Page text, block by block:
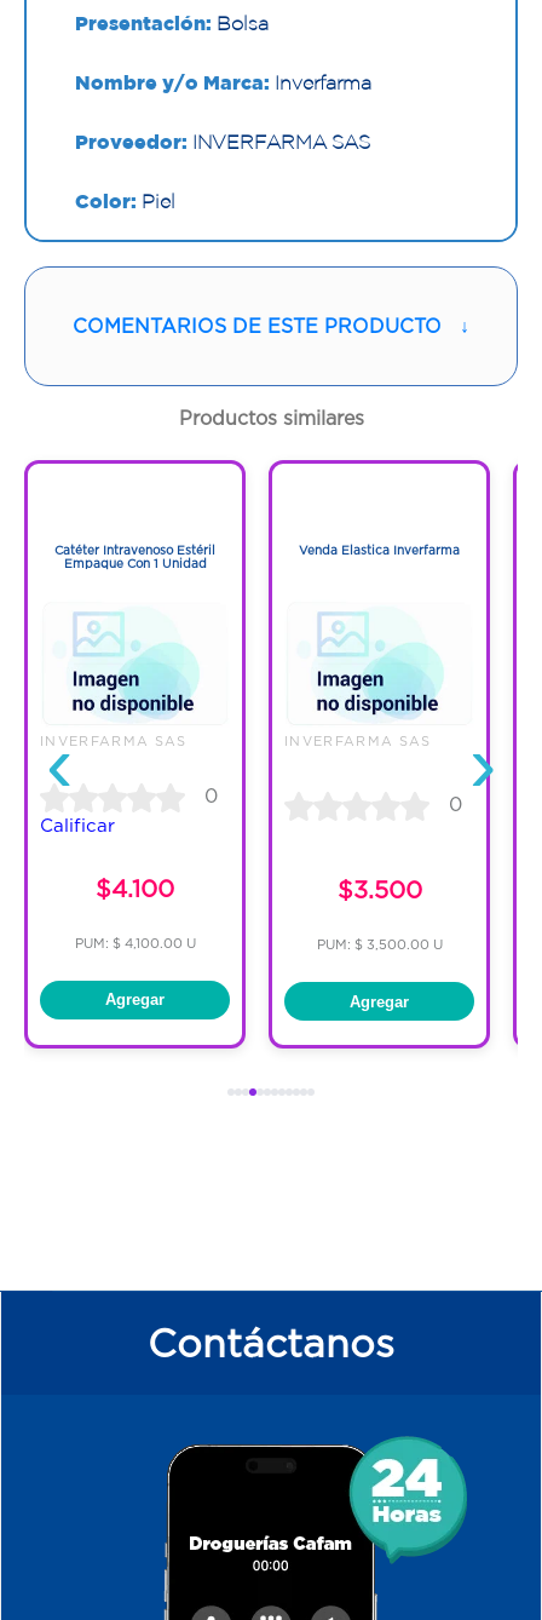
Presentación: Bolsa
Nombre y/o Marca: Inverfarma
Proveedor: INVERFARMA SAS
Color: Piel
Cantidad:1 Und
COMENTARIOS DE ESTE PRODUCTO ↓
Productos similares
‹
Catéter Intravenoso Estéril
Empaque Con 1 Unidad
INVERFARMA SAS
0
Calificar
$4.100
PUM: $ 4,100.00 U
Agregar
Venda Elastica Inverfarma
INVERFARMA SAS
0
$3.500
PUM: $ 3,500.00 U
Agregar
›
Contáctanos